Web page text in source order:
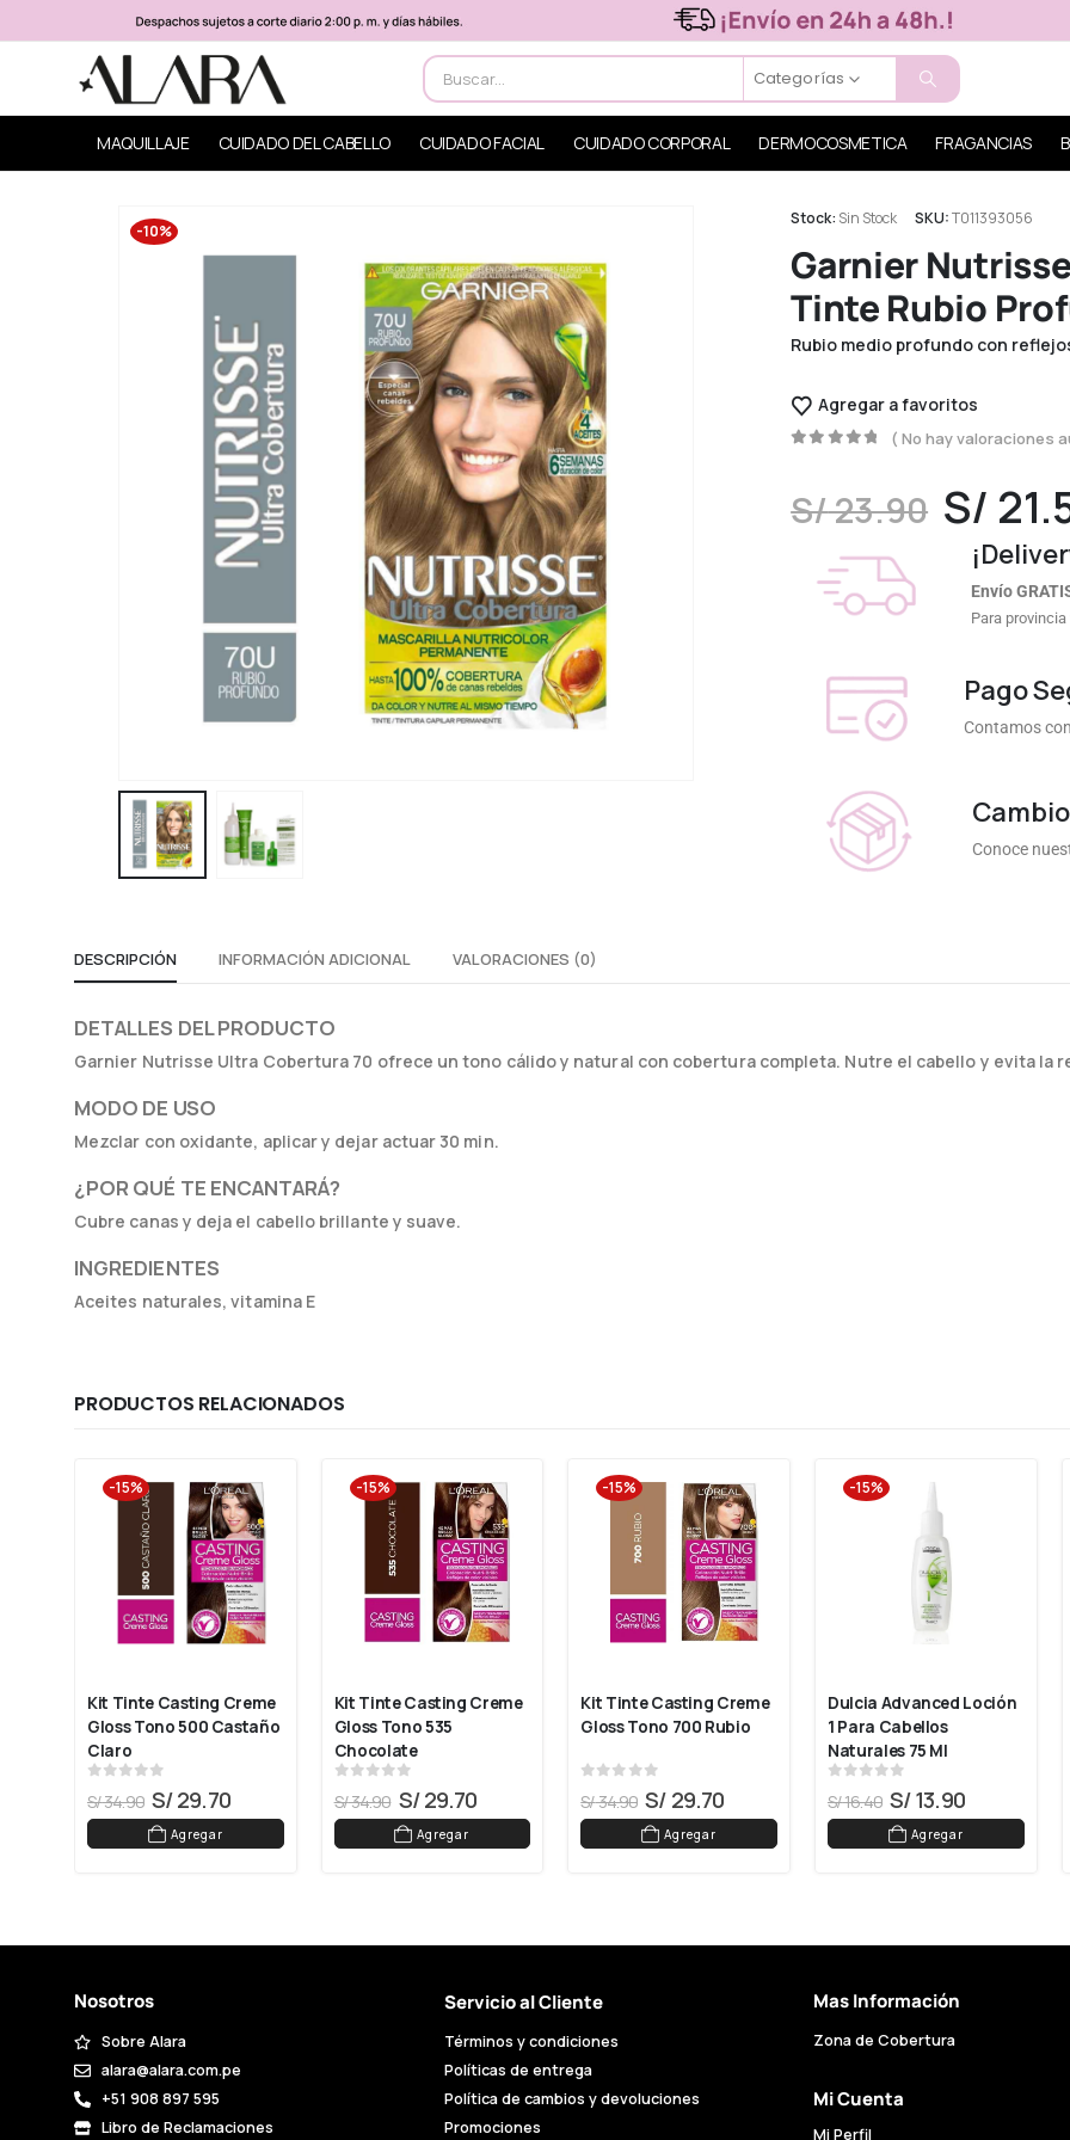
Categorías
MAQUILLAJE CUIDADO DEL CABELLO CUIDADO FACIAL CUIDADO CORPORAL DERMOCOSMETICA FRAGANCIAS
-10%
Stock: Sin Stock SKU:T011393056
Garnier
Tinte Rubio
Rubio medio profundo con
Agregar a favoritos
( No hay valoraciones
S/23.90 S/
Envío
Para
Pago
Contamos
Conoce
DESCRIPCIÓN INFORMACIÓN ADICIONAL VALORACIONES (0)
DETALLES DEL PRODUCTO
Garnier Nutrisse Ultra Cobertura 70 ofrece un tono cálido y natural con cobertura completa. Nutre el cabello y evita la
MODO DE USO
Mezclar con oxidante, aplicar y dejar actuar 30 min.
¿POR QUÉ TE ENCANTARÁ?
Cubre canas y deja el cabello brillante y suave.
INGREDIENTES
Aceites naturales, vitamina E
PRODUCTOS RELACIONADOS
-15%
Kit Tinte Casting Creme
Gloss Tono 500 Castaño
Claro
S/34.90 S/29.70
Agregar
-15%
Kit Tinte Casting Creme
Gloss Tono 535
Chocolate
S/34.90 S/29.70
Agregar
-15%
Kit Tinte Casting Creme
Gloss Tono 700 Rubio
S/34.90 S/ 29.70
Agregar
-15%
Dulcia Advanced Loción
1 Para Cabellos
Naturales 75 Ml
S/16.40 S/13.90
Agregar
Nosotros
Sobre Alara
alara@alara.com.pe
+51 908 897 595
Libro de Reclamaciones
Servicio al Cliente
Términos y condiciones
Políticas de entrega
Política de cambios y devoluciones
Promociones
Mas Información
Zona de Cobertura
Mi Cuenta
Mi Perfil